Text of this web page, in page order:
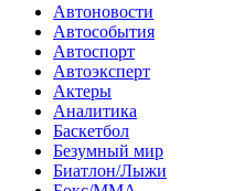
Автоновости
Автособытия
Автоспорт
Автоэксперт
Актеры
Аналитика
Баскетбол
Безумный мир
Биатлон/Лыжи